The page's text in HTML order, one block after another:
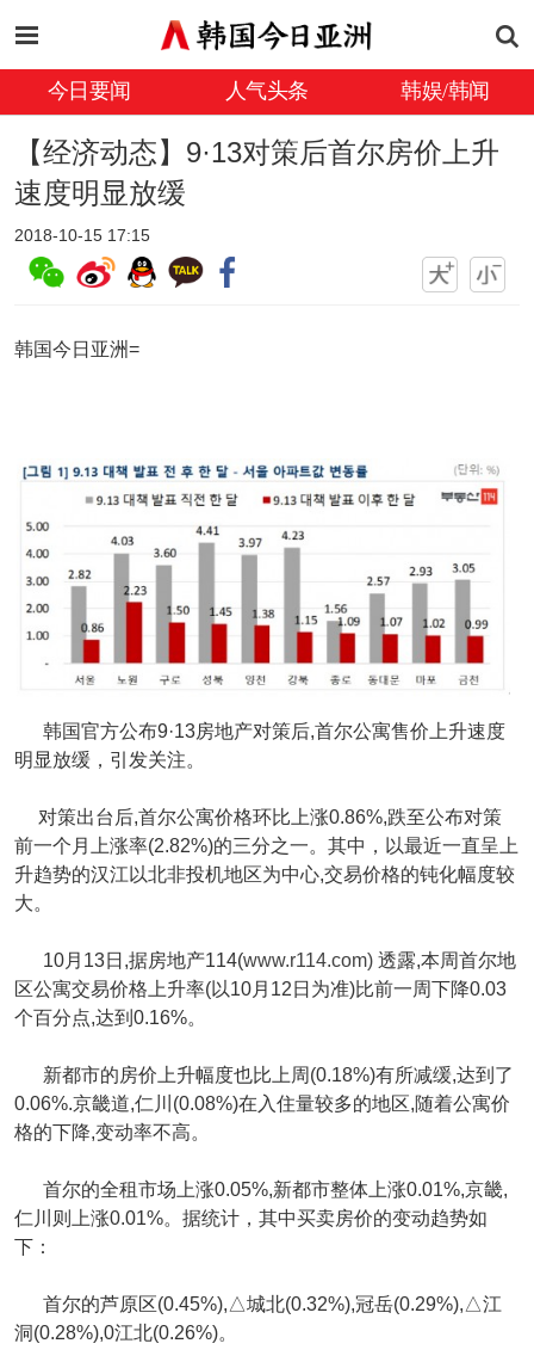
今日要闻 人气头条 韩娱/韩闻
【经济动态】9·13对策后首尔房价上升
速度明显放缓
2018-10-15 17:15
韩国今日亚洲=
韩国官方公布9·13房地产对策后,首尔公寓售价上升速度
明显放缓，引发关注。
对策出台后,首尔公寓价格环比上涨0.86%,跌至公布对策
前一个月上涨率(2.82%)的三分之一。其中，以最近一直呈上
升趋势的汉江以北非投机地区为中心,交易价格的钝化幅度较
大。
10月13日,据房地产114(www.r114.com) 透露,本周首尔地
区公寓交易价格上升率(以10月12日为准)比前一周下降0.03
个百分点,达到0.16%。
新都市的房价上升幅度也比上周(0.18%)有所减缓,达到了
0.06%.京畿道,仁川(0.08%)在入住量较多的地区,随着公寓价
格的下降,变动率不高。
首尔的全租市场上涨0.05%,新都市整体上涨0.01%,京畿,
仁川则上涨0.01%。据统计，其中买卖房价的变动趋势如
下：
首尔的芦原区(0.45%),△城北(0.32%),冠岳(0.29%),△江
洞(0.28%),0江北(0.26%)。